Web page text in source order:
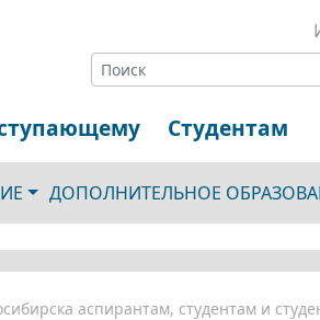
Студентам
ДОПОЛНИТЕЛЬНОЕ
аспирантам, студентам и